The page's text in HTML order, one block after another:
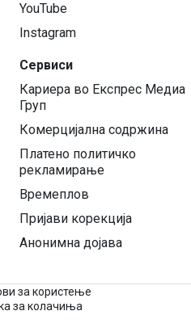
YouTube
Instagram
Сервиси
Кариера во Експрес Медиа
Груп
Комерцијална содржина
Платено политичко
рекламирање
Времеплов
Пријави корекција
Анонимна дојава
за користење
за колачиња